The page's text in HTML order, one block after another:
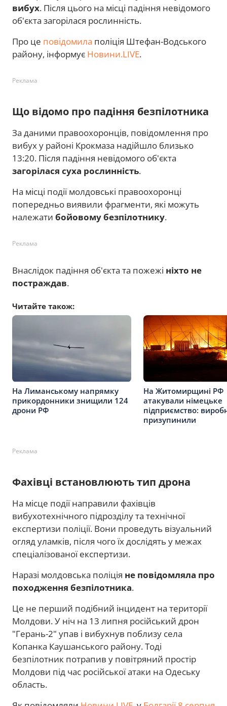
вибух. Після цього на місці падіння невідомого
об'єкта загорілася рослинність.
Про це повідомила поліція Штефан-Водського
району, інформує Новини.LIVE.
Реклама
Що відомо про падіння безпілотника
За даними правоохоронців, повідомлення про
вибух у районі Крокмаза надійшло близько
13:20. Після падіння невідомого об'єкта
загорілася суха рослинність.
На місці події молдовські правоохоронці
попередньо виявили фрагменти, які можуть
належати бойовому безпілотнику.
Реклама
Внаслідок падіння об'єкта та пожежі ніхто не
постраждав.
Читайте також:
На Лиманському напрямку
прикордонники знищили 124
дрони РФ
На Житомирщині РФ
атакували німецьке
підприємство:
призупинили
Реклама
Фахівці встановлюють тип дрона
На місце події направили фахівців
вибухотехнічного підрозділу та технічної
експертизи поліції. Вони проведуть візуальний
огляд уламків, після чого їх дослідять у межах
спеціалізованої експертизи.
Наразі молдовська поліція не повідомляла про
походження безпілотника.
Це не перший подібний інцидент на території
Молдови. У ніч на 13 липня російський дрон
"Герань-2" упав і вибухнув поблизу села
Копанка Каушанського району. Тоді
безпілотник потрапив у повітряний простір
Молдови під час російської атаки на Одеську
область.